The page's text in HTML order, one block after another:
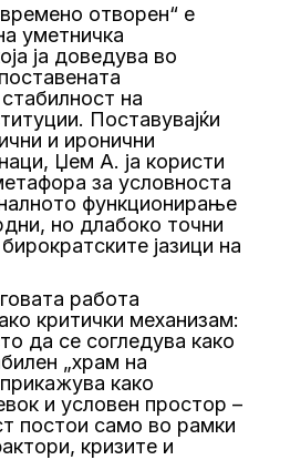
отворен“ е
уметничка
ја доведува во
на
Поставувајќи
и иронични
Џем А. ја користи
за условноста
функционирање
но длабоко точни
јазици на
работа
критички механизам:
да се согледува како
„храм на
како
и условен простор –
постои само во рамки
кризите и